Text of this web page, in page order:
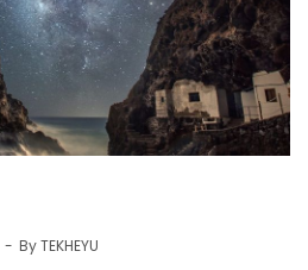
ByTEKHEYU